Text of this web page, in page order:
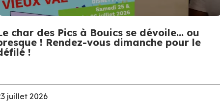
char des Pics à Bouics se dévoile… ou
! Rendez-vous dimanche pour le
!
juillet 2026